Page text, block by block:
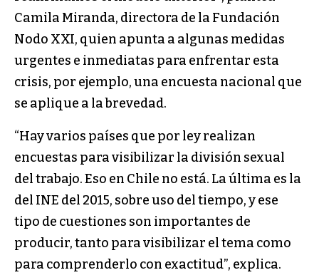
Camila Miranda, directora de la Fundación
Nodo XXI, quien apunta a algunas medidas
urgentes e inmediatas para enfrentar esta
crisis, por ejemplo, una encuesta nacional que
se aplique a la brevedad.
“Hay varios países que por ley realizan
encuestas para visibilizar la división sexual
del trabajo. Eso en Chile no está. La última es la
del INE del 2015, sobre uso del tiempo, y ese
tipo de cuestiones son importantes de
producir, tanto para visibilizar el tema como
para comprenderlo con exactitud”, explica.